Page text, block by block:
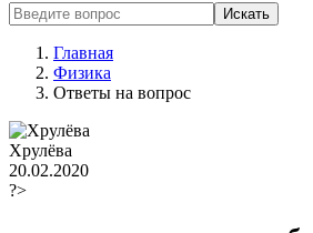
Искать
Главная
Физика
Ответы на вопрос
Хрулёва
20.02.2020
?>